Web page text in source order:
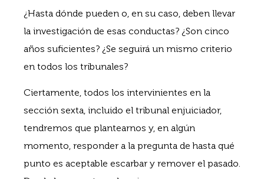
¿Hasta dónde pueden o, en su caso, deben llevar
la investigación de esas conductas? ¿Son cinco
años suficientes? ¿Se seguirá un mismo criterio
en todos los tribunales?
Ciertamente, todos los intervinientes en la
sección sexta, incluido el tribunal enjuiciador,
tendremos que plantearnos y, en algún
momento, responder a la pregunta de hasta qué
punto es aceptable escarbar y remover el pasado.